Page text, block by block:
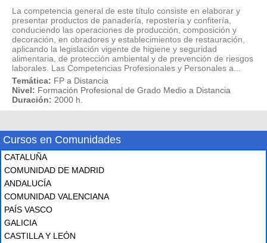
La competencia general de este título consiste en elaborar y
presentar productos de panadería, repostería y confitería,
conduciendo las operaciones de producción, composición y
decoración, en obradores y establecimientos de restauración,
aplicando la legislación vigente de higiene y seguridad
alimentaria, de protección ambiental y de prevención de riesgos
laborales. Las Competencias Profesionales y Personales a...
Temática: FP a Distancia
Nivel: Formación Profesional de Grado Medio a Distancia
Duración: 2000 h.
Cursos en Comunidades
CATALUÑA
COMUNIDAD DE MADRID
ANDALUCÍA
COMUNIDAD VALENCIANA
PAÍS VASCO
GALICIA
CASTILLA Y LEÓN